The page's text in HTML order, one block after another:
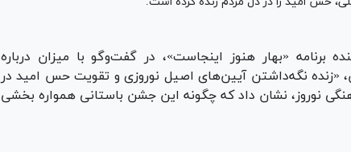
برنامه «بهار هنوز اینجاست»، در گفت‌وگو با میزان درباره
«زنده نگه‌داشتن آیین‌های اصیل نوروزی و تقویت حس امید در
نوروز، نشان داد که چگونه این جشن باستانی همواره بخشی